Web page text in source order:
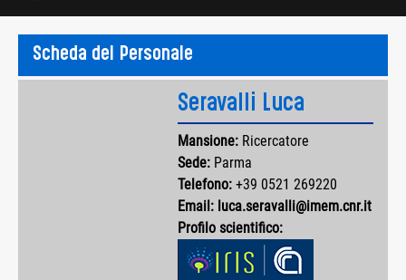
Scheda del Personale
Seravalli Luca
Mansione: Ricercatore
Sede: Parma
Telefono: +39 0521 269220
Email: luca.seravalli@imem.cnr.it
Profilo scientifico: